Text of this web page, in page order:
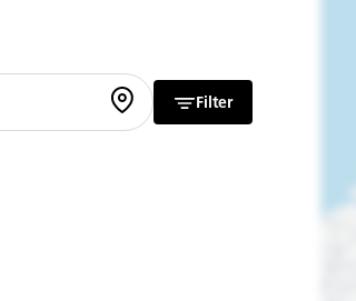
Filter